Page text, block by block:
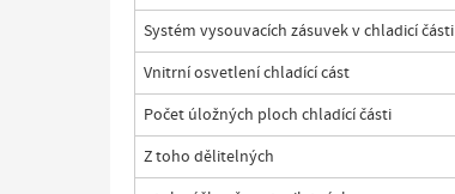
Systém vysouvacích zásuvek v chladicí části
Vnitrní osvetlení chladící cást
Počet úložných ploch chladící části
Z toho dělitelných